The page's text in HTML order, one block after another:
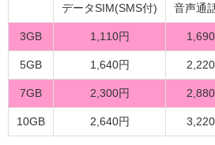
データSIM(SMS付) 音声通
3GB 1,110円
5GB 1,640円
7GB 2,300円
10GB 2,640円